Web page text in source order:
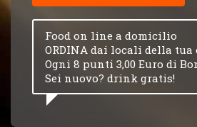
Food on line a domicilio
ORDINA dai locali della tua
Ogni 8 punti 3,00 Euro di
Sei nuovo? drink gratis!